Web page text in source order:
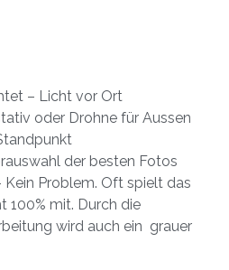
– Licht vor Ort
oder Drohne für Aussen
der besten Fotos
Problem. Oft spielt das
100% mit. Durch die
wird auch ein grauer